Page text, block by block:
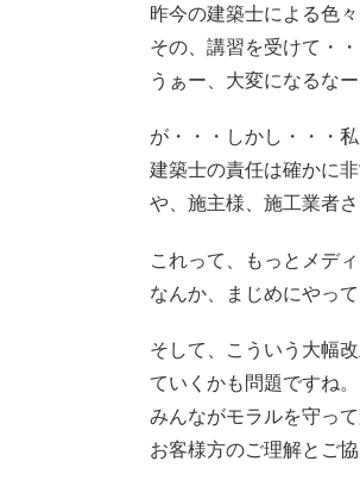
昨今の建築士による色
その、講習を受けて・・
うぁー、大変になるな
が・・・しかし・・・
建築士の責任は確かに
や、施主様、施工業者
これって、もっとメデ
なんか、まじめにやっ
そして、こういう大幅
ていくかも問題ですね。
みんながモラルを守っ
お客様方のご理解とご